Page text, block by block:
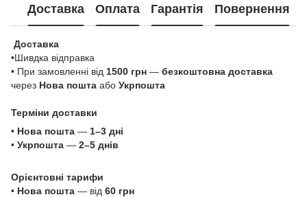
Доставка Оплата Гарантія Повернення
Доставка
•Шивдка відправка
• При замовленні від 1500 грн — безкоштовна доставка
через Нова пошта або Укрпошта
Терміни доставки
• Нова пошта — 1–3 дні
• Укрпошта — 2–5 днів
Орієнтовні тарифи
• Нова пошта — від 60 грн